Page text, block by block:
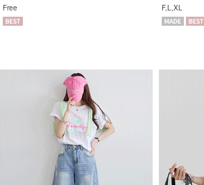
Free
F,L,XL